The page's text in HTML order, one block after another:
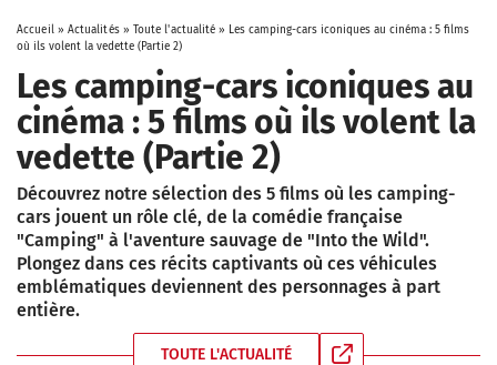
Accueil» Actualités» Toute l'actualité » Les camping-cars iconiques au cinéma : 5 films
où ils volent la vedette (Partie 2)
Les camping-cars iconiques au
cinéma : 5 films où ils volent la
vedette (Partie 2)
Découvrez notre sélection des 5 films où les camping-
cars jouent un rôle clé, de la comédie française
"Camping" à l'aventure sauvage de "Into the Wild".
Plongez dans ces récits captivants où ces véhicules
emblématiques deviennent des personnages à part
entière.
TOUTE L'ACTUALITÉ